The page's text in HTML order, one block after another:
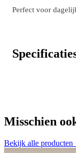
Perfect voor
Misschien
Bekijk alle